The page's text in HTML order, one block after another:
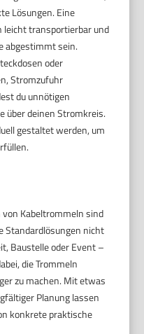
Lösungen. Eine
leicht transportierbar und
abgestimmt sein.
oder
Stromzufuhr
du unnötigen
über deinen Stromkreis.
gestaltet werden, um
von Kabeltrommeln sind
Standardlösungen nicht
Baustelle oder Event –
die Trommeln
zu machen. Mit etwas
Planung lassen
konkrete praktische